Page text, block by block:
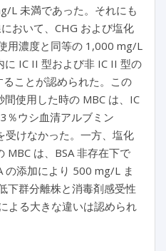
L 未満であった。それにも
おいて、CHG および塩化
用濃度と同等の 1,000 mg/L
IC II 型および非 IC II 型の
ることが認められた。この
使用した時の MBC は、IC
％ウシ血清アルブミン
受けなかった。一方、塩化
MBC は、BSA 非存在下で
の添加により 500 mg/L ま
下群分離株と消毒剤感受性
よる大きな違いは認められ